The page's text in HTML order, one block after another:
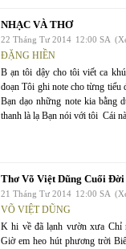
NHẠC VÀ THƠ
22 Tháng Tư 2014 12:00 SA
ĐẶNG HIỀN
B ạn tôi dậy cho tôi viết ca
đoạn Tôi ghi note cho từng tiểu
Bạn dạo những note kia bằng
thanh là lạ Bạn nói với tôi Cái
Thơ Võ Việt Dũng Cuối
21 Tháng Tư 2014 12:00 SA
VÕ VIỆT DŨNG
K hi về đã lạnh vườn xưa Chỉ
Giờ em heo hút phương trời